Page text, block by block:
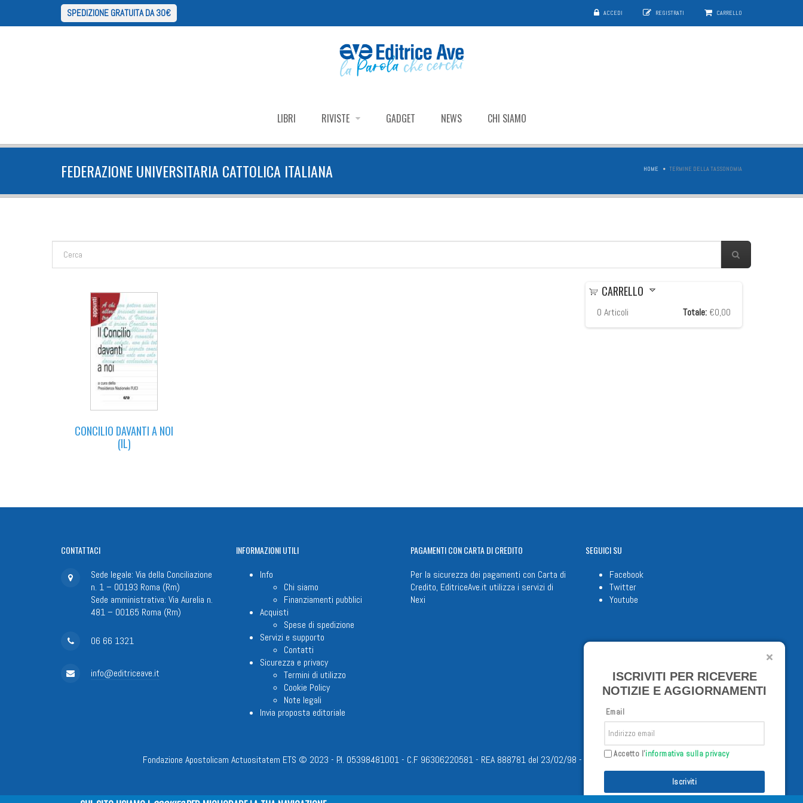
SPEDIZIONE GRATUITA DA 30€ ACCEDI REGISTRATI CARRELLO
LIBRI RIVISTE GADGET NEWS CHI SIAMO
FEDERAZIONE UNIVERSITARIA CATTOLICA ITALIANA HOME TERMINE DELLA TASSONOMIA
FORM DI RICERCA
CONCILIO DAVANTI A NOI
(IL)
CARRELLO
0 Articoli Totale: €0,00
CONTATTACI
Sede legale: Via della Conciliazione
n. 1 – 00193 Roma (Rm)
Sede amministrativa: Via Aurelia n.
481 – 00165 Roma (Rm)
06 66 1321
info@editriceave.it
INFORMAZIONIUTILI
Info
Chi siamo
Finanziamenti pubblici
Acquisti
Spese di spedizione
Servizi e supporto
Contatti
Sicurezza e privacy
Termini di utilizzo
Cookie Policy
Note legali
Invia proposta editoriale
PAGAMENTICON CARTA DI CREDITO
Per la sicurezza dei pagamenti con Carta di
Credito, EditriceAve.it utilizza i servizi di
Nexi
SEGUICISU
Facebook
Twitter
Youtube
Fondazione Apostolicam Actuositatem ETS © 2023 - P.I. 05398481001 - C.F 96306220581 - REA 888781 del 23/02/98 - Tutti i diritti riservati
ISCRIVITI PER RICEVERE
NOTIZIE E AGGIORNAMENTI
Email
Accetto l'informativa sulla privacy
Iscriviti